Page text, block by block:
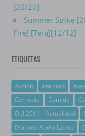
[20/20]
Summer Strike
Fire] [Tera][12/12]
ETIQUETAS
Acción Amistad
Comedia
Comida
Del 2011 – Actualidad
Dorama Audio Latino